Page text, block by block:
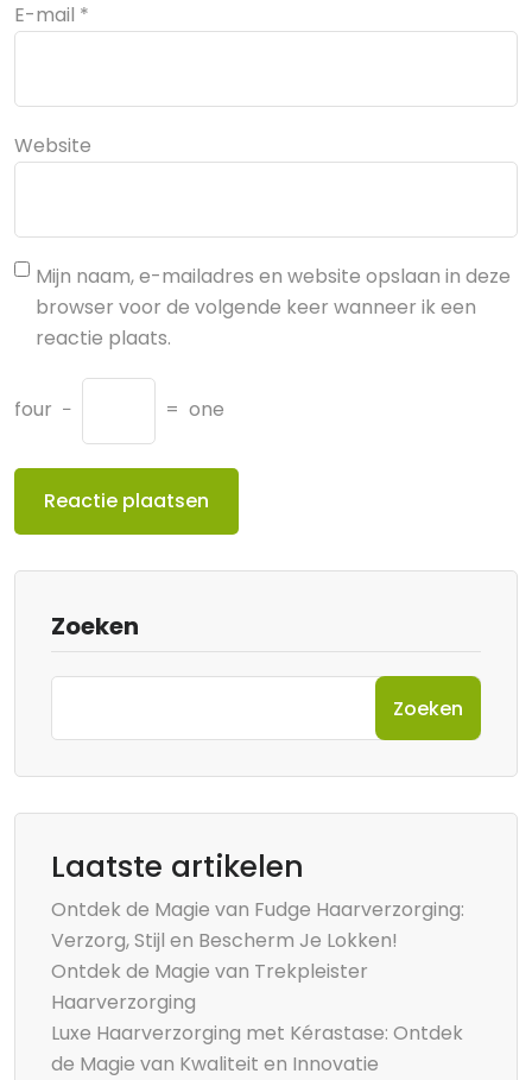
E-mail *
Website
Mijn naam, e-mailadres en website opslaan in deze
browser voor de volgende keer wanneer ik een
reactie plaats.
four − = one
Zoeken
Zoeken
Laatste artikelen
Ontdek de Magie van Fudge Haarverzorging:
Verzorg, Stijl en Bescherm Je Lokken!
Ontdek de Magie van Trekpleister
Haarverzorging
Luxe Haarverzorging met Kérastase: Ontdek
de Magie van Kwaliteit en Innovatie